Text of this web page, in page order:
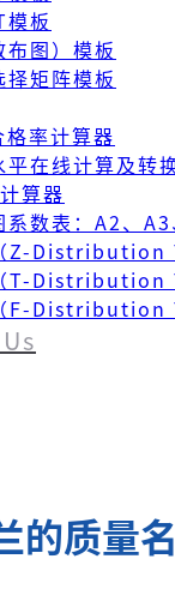
模板
布图）模板
矩阵模板
格率计算器
平在线计算及转
算器
系数表：A2、
Z-Distribution
T-Distribution
F-Distribution
的质量